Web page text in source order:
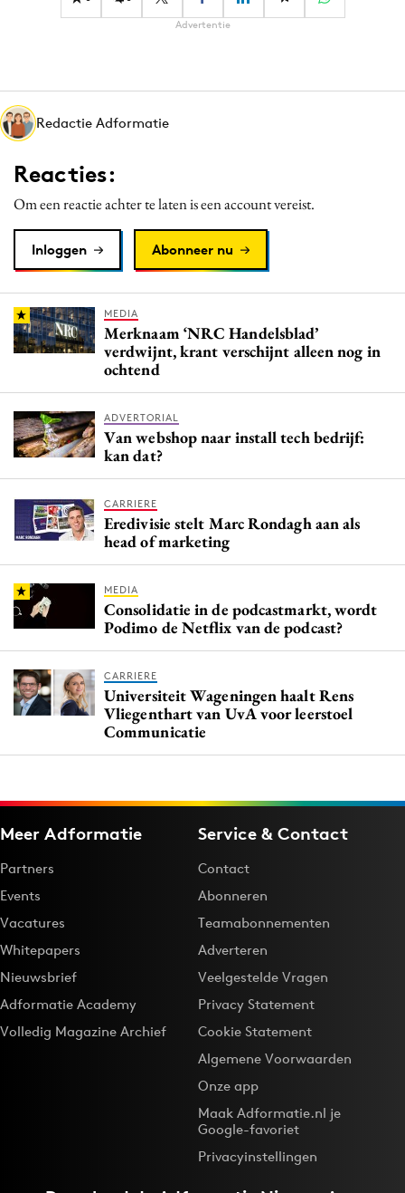
Advertentie
Redactie Adformatie
Reacties:
Om een reactie achter te laten is een account vereist.
Inloggen Abonneer nu
MEDIA
Merknaam ‘NRC Handelsblad’
verdwijnt, krant verschijnt alleen nog in
ochtend
ADVERTORIAL
Van webshop naar install tech bedrijf:
kan dat?
CARRIERE
Eredivisie stelt Marc Rondagh aan als
head of marketing
MEDIA
Consolidatie in de podcastmarkt, wordt
Podimo de Netflix van de podcast?
CARRIERE
Universiteit Wageningen haalt Rens
Vliegenthart van UvA voor leerstoel
Communicatie
Meer Adformatie
Partners
Events
Vacatures
Whitepapers
Nieuwsbrief
Adformatie Academy
Volledig Magazine Archief
Service & Contact
Contact
Abonneren
Teamabonnementen
Adverteren
Veelgestelde Vragen
Privacy Statement
Cookie Statement
Algemene Voorwaarden
Onze app
Maak Adformatie.nl je
Google-favoriet
Privacyinstellingen